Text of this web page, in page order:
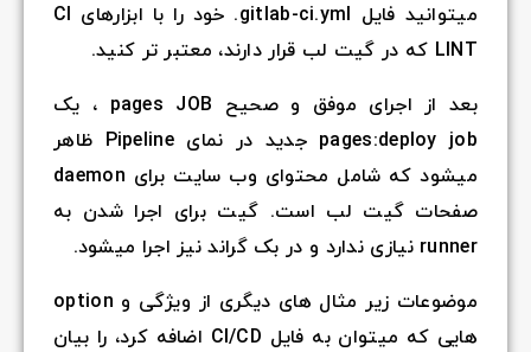
میتوانید فایل gitlab-ci.yml. خود را با ابزارهای CI
LINT که در گیت لب قرار دارند، معتبر تر کنید.
بعد از اجرای موفق و صحیح pages JOB ، یک
pages:deploy job جدید در نمای Pipeline ظاهر
میشود که شامل محتوای وب سایت برای daemon
صفحات گیت لب است. گیت برای اجرا شدن به
runner نیازی ندارد و در بک گراند نیز اجرا میشود.
موضوعات زیر مثال های دیگری از ویژگی و option
هایی که میتوان به فایل CI/CD اضافه کرد، را بیان